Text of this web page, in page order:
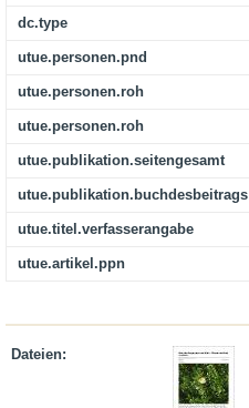
dc.type
utue.personen.pnd
utue.personen.roh
utue.personen.roh
utue.publikation.seitengesamt
utue.publikation.buchdesbeitrags
utue.titel.verfasserangabe
utue.artikel.ppn
Dateien: